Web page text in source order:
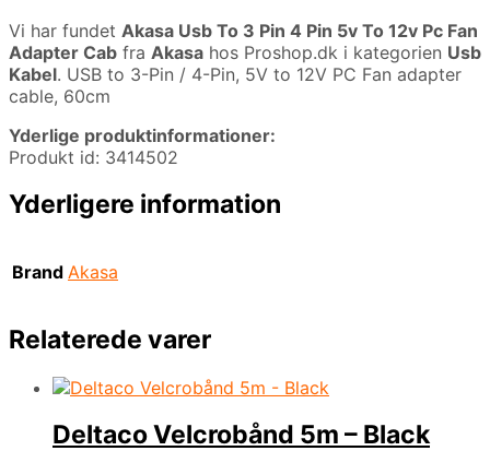
Vi har fundet Akasa Usb To 3 Pin 4 Pin 5v To 12v Pc Fan
Adapter Cab fra Akasa hos Proshop.dk i kategorien Usb
Kabel. USB to 3-Pin / 4-Pin, 5V to 12V PC Fan adapter
cable, 60cm
Yderlige produktinformationer:
Produkt id: 3414502
Yderligere information
Brand Akasa
Relaterede varer
Deltaco Velcrobånd 5m – Black